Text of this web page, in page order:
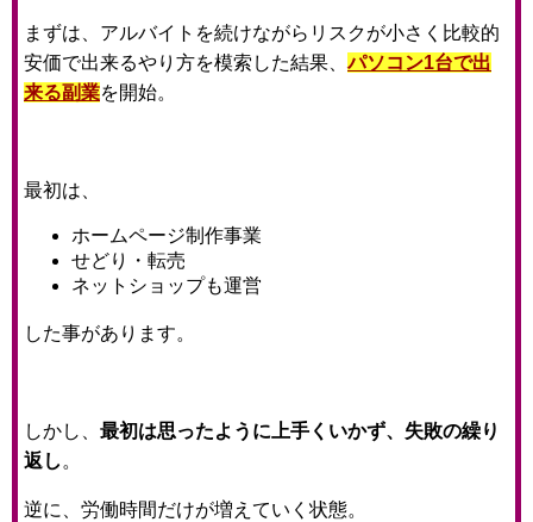
まずは、アルバイトを続けながらリスクが小さく比較的
安価で出来るやり方を模索した結果、パソコン1台で出
来る副業を開始。
最初は、
ホームページ制作事業
せどり・転売
ネットショップも運営
した事があります。
しかし、 最初は思ったように上手くいかず、失敗の繰り
返し 。
逆に、労働時間だけが増えていく状態。